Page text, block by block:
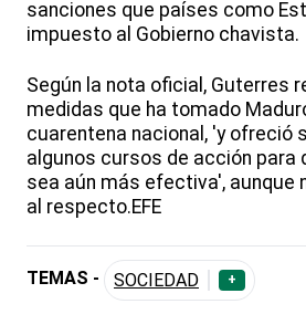
sanciones que países como
impuesto al Gobierno chavista.
Según la nota oficial, Guterres
medidas que ha tomado
cuarentena nacional, 'y ofreció
algunos cursos de acción para
sea aún más efectiva', aunque
al respecto.EFE
TEMAS - SOCIEDAD +